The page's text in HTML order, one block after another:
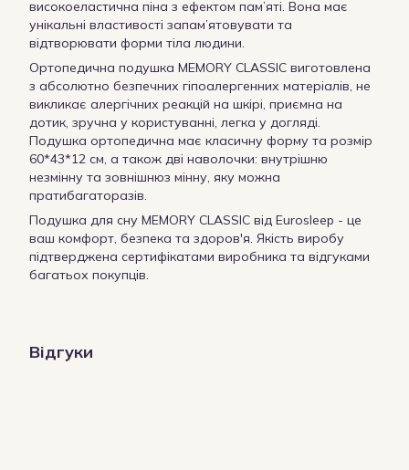
високоеластична піна з ефектом пам’яті. Вона має
унікальні властивості запам’ятовувати та
відтворювати форми тіла людини.
Ортопедична подушка MEMORY CLASSIC виготовлена
з абсолютно безпечних гіпоалергенних матеріалів, не
викликає алергічних реакцій на шкірі, приємна на
дотик, зручна у користуванні, легка у догляді.
Подушка ортопедична має класичну форму та розмір
60*43*12 см, а також дві наволочки: внутрішню
незмінну та зовнішнюз мінну, яку можна
пратибагаторазів.
Подушка для сну MEMORY CLASSIC від Eurosleep - це
ваш комфорт, безпека та здоров'я. Якість виробу
підтверджена сертифікатами виробника та відгуками
багатьох покупців.
Відгуки